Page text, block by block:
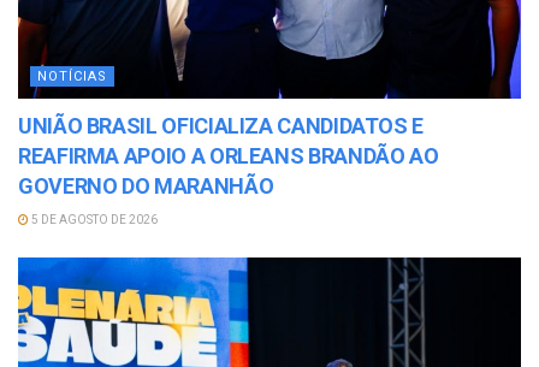
NOTÍCIAS
UNIÃO BRASIL OFICIALIZA CANDIDATOS E
REAFIRMA APOIO A ORLEANS BRANDÃO AO
GOVERNO DO MARANHÃO
5 DE AGOSTO DE 2026